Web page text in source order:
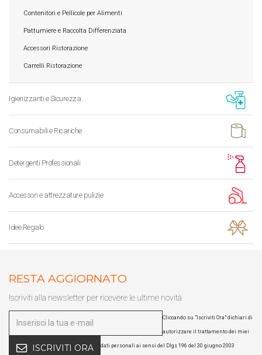
Contenitori e Pellicole per Alimenti
Pattumiere e Raccolta Differenziata
Accessori Ristorazione
Carrelli Ristorazione
Igienizzanti e Sicurezza
Consumabili e Ricariche
Detergenti Professionali
Accessori e attrezzature pulizie
Idee Regalo
RESTA AGGIORNATO
Iscriviti alla newsletter per ricevere le ultime novità
ISCRIVITI ORA
Cliccando su "Iscriviti Ora" dichiari di
autorizzare il trattamento dei miei
dati personali ai sensi del Dlgs 196 del 30 giugno 2003